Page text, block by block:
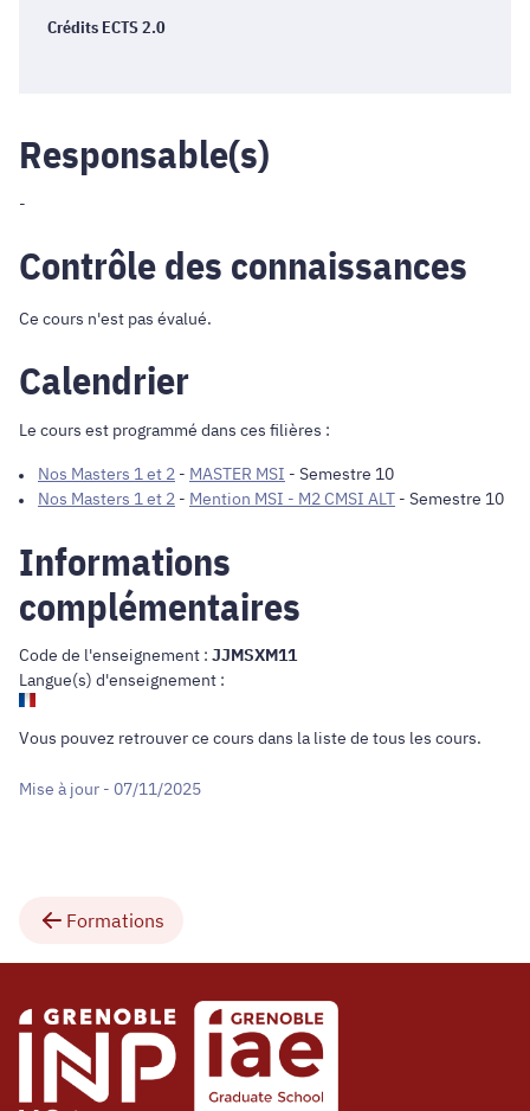
Crédits ECTS 2.0
Responsable(s)
-
Contrôle des connaissances
Ce cours n'est pas évalué.
Calendrier
Le cours est programmé dans ces filières :
Nos Masters 1 et 2 - MASTER MSI - Semestre 10
Nos Masters 1 et 2 - Mention MSI - M2 CMSI ALT - Semestre 10
Informations
complémentaires
Code de l'enseignement : JJMSXM11
Langue(s) d'enseignement :
Vous pouvez retrouver ce cours dans la liste de tous les cours.
Mise à jour - 07/11/2025
Formations